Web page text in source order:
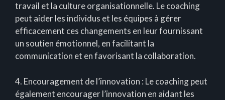
travail et la culture organisationnelle. Le coaching
peut aider les individus et les équipes à gérer
efficacement ces changements en leur fournissant
un soutien émotionnel, en facilitant la
communication et en favorisant la collaboration.
4. Encouragement de l’innovation : Le coaching peut
également encourager l’innovation en aidant les